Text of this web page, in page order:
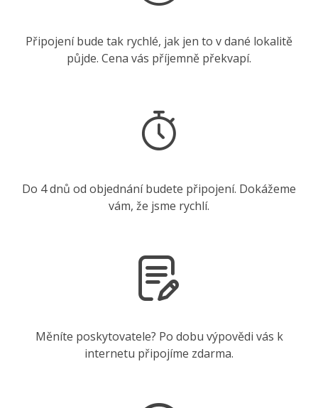
Připojení bude tak rychlé, jak jen to v dané lokalitě
půjde. Cena vás příjemně překvapí.
Do 4 dnů od objednání budete připojení. Dokážeme
vám, že jsme rychlí.
Měníte poskytovatele? Po dobu výpovědi vás k
internetu připojíme zdarma.